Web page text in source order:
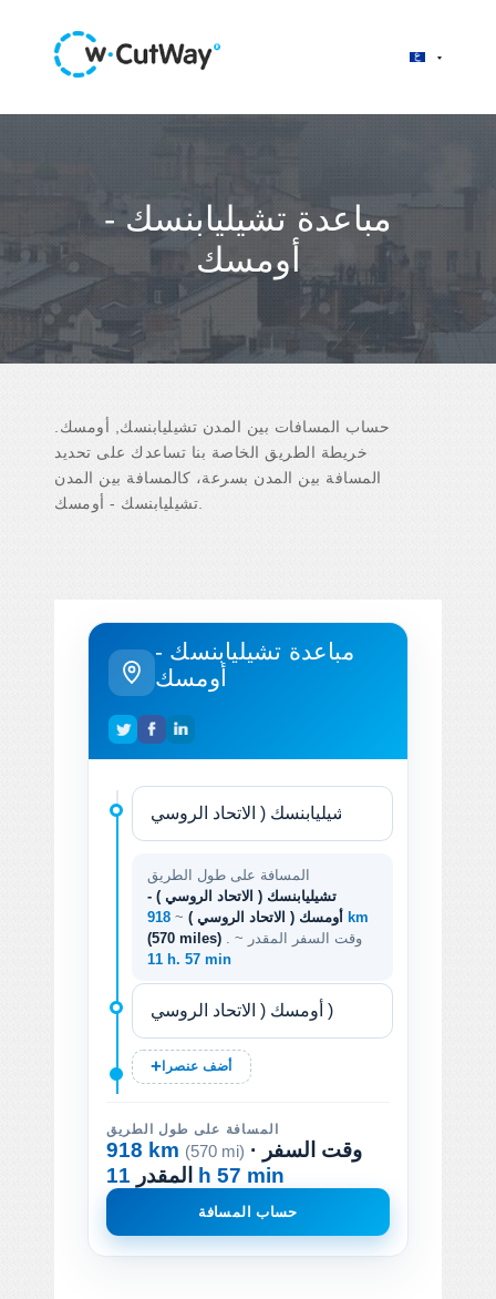
مباعدة تشيليابنسك -
أومسك
حساب المسافات بين المدن تشيليابنسك, أومسك.
خريطة الطريق الخاصة بنا تساعدك على تحديد
المسافة بين المدن بسرعة، كالمسافة بين المدن
مباعدة تشيليابنسك -
أومسك
المسافة على طول الطريق
تشيليابنسك ( الاتحاد الروسي ) -
أومسك ( الاتحاد الروسي ) ~
918 km
(570 miles)
. وقت السفر المقدر ~
11 h. 57 min
أضف عنصرا
المسافة على طول الطريق
918 km (570 mi) · وقت السفر
المقدر 11 h 57 min
حساب المسافة